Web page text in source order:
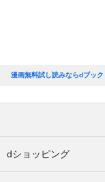
漫画無料試し読みならdブック
dショッピング